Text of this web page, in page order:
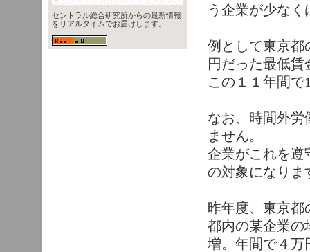
う企業が少な
例として東京都
円だった最低賃
この１１年間で
なお、時間外労
ません。
企業がこれを遵
の対象になりま
昨年度、東京都
都内の某企業の
増。年間で４万
セントラル総合研究所からの最新情報
をリアルタイムでお届けします。